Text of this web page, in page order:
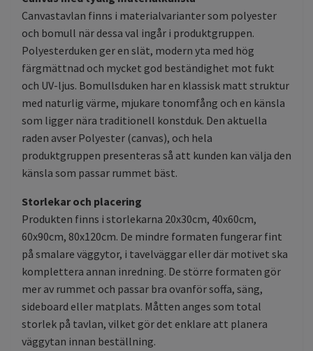
Canvastavlan finns i materialvarianter som polyester
och bomull när dessa val ingår i produktgruppen.
Polyesterduken ger en slät, modern yta med hög
färgmättnad och mycket god beständighet mot fukt
och UV-ljus. Bomullsduken har en klassisk matt struktur
med naturlig värme, mjukare tonomfång och en känsla
som ligger nära traditionell konstduk. Den aktuella
raden avser Polyester (canvas), och hela
produktgruppen presenteras så att kunden kan välja den
känsla som passar rummet bäst.
Storlekar och placering
Produkten finns i storlekarna 20x30cm, 40x60cm,
60x90cm, 80x120cm. De mindre formaten fungerar fint
på smalare väggytor, i tavelväggar eller där motivet ska
komplettera annan inredning. De större formaten gör
mer av rummet och passar bra ovanför soffa, säng,
sideboard eller matplats. Måtten anges som total
storlek på tavlan, vilket gör det enklare att planera
väggytan innan beställning.